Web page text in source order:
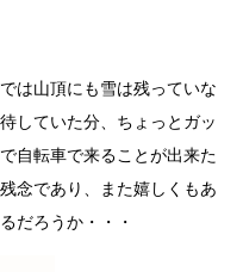
は山頂にも雪は残っていな
していた分、ちょっとガッ
自転車で来ることが出来た
念であり、また嬉しくもあ
だろうか・・・